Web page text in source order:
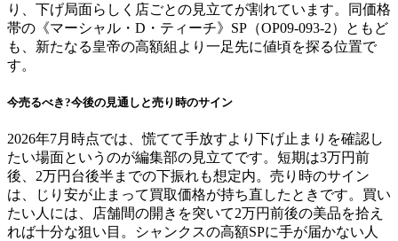
り、下げ局面らしく店ごとの見立てが割れています。同価格
帯の《マーシャル・D・ティーチ》SP（OP09-093-2）ともど
も、新たなる皇帝の高額組より一足先に値頃を探る位置で
す。
今売るべき?今後の見通しと売り時のサイン
2026年7月時点では、慌てて手放すより下げ止まりを確認し
たい場面というのが編集部の見立てです。短期は3万円前
後、2万円台後半までの下振れも想定内。売り時のサイン
は、じり安が止まって買取価格が持ち直したときです。買い
たい人には、店舗間の開きを突いて2万円前後の美品を拾え
れば十分な狙い目。シャンクスの高額SPに手が届かない人